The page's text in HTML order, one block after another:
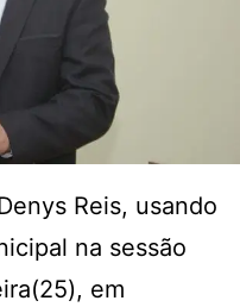
Reis, usando
na sessão
em